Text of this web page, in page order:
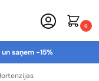
0
saņem -15%